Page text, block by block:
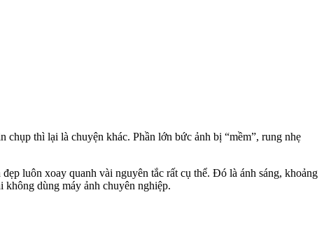
chụp thì lại là chuyện khác. Phần lớn bức ảnh bị “mềm”, rung nhẹ
luôn xoay quanh vài nguyên tắc rất cụ thể. Đó là ánh sáng, khoảng
không dùng máy ảnh chuyên nghiệp.